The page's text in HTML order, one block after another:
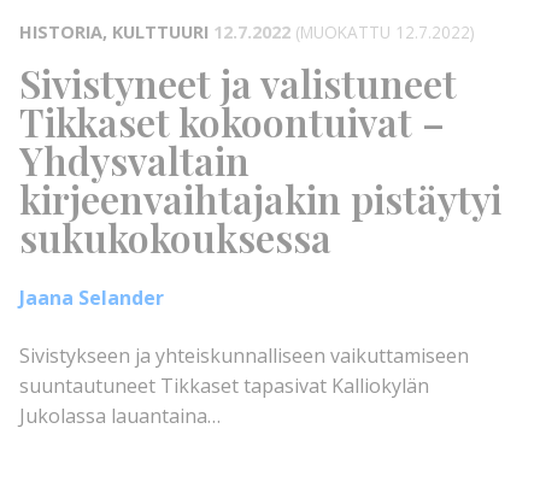
HISTORIA, KULTTUURI 12.7.2022 (MUOKATTU 12.7.2022)
Sivistyneet ja valistuneet
Tikkaset kokoontuivat –
Yhdysvaltain
kirjeenvaihtajakin pistäytyi
sukukokouksessa
Jaana Selander
Sivistykseen ja yhteiskunnalliseen vaikuttamiseen
suuntautuneet Tikkaset tapasivat Kalliokylän
Jukolassa lauantaina…